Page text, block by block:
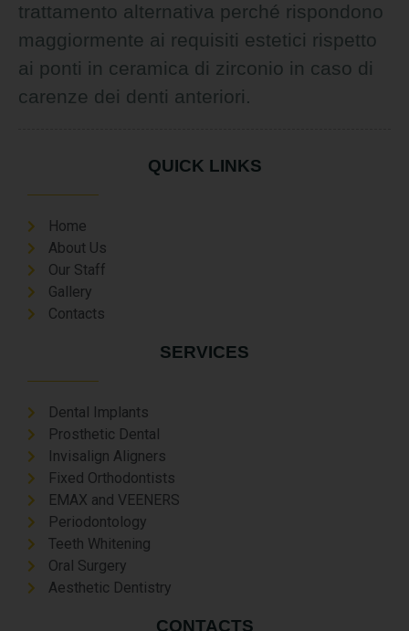
trattamento alternativa perché rispondono
maggiormente ai requisiti estetici rispetto
ai ponti in ceramica di zirconio in caso di
carenze dei denti anteriori.
QUICK LINKS
Home
About Us
Our Staff
Gallery
Contacts
SERVICES
Dental Implants
Prosthetic Dental
Invisalign Aligners
Fixed Orthodontists
EMAX and VEENERS
Periodontology
Teeth Whitening
Oral Surgery
Aesthetic Dentistry
CONTACTS